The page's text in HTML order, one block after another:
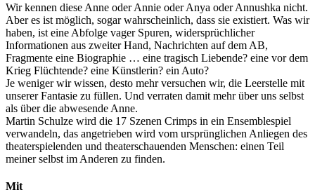
Wir kennen diese Anne oder Annie oder Anya oder Annushka nicht.
Aber es ist möglich, sogar wahrscheinlich, dass sie existiert. Was wir
haben, ist eine Abfolge vager Spuren, widersprüchlicher
Informationen aus zweiter Hand, Nachrichten auf dem AB,
Fragmente eine Biographie … eine tragisch Liebende? eine vor dem
Krieg Flüchtende? eine Künstlerin? ein Auto?
Je weniger wir wissen, desto mehr versuchen wir, die Leerstelle mit
unserer Fantasie zu füllen. Und verraten damit mehr über uns selbst
als über die abwesende Anne.
Martin Schulze wird die 17 Szenen Crimps in ein Ensemblespiel
verwandeln, das angetrieben wird vom ursprünglichen Anliegen des
theaterspielenden und theaterschauenden Menschen: einen Teil
meiner selbst im Anderen zu finden.
Mit